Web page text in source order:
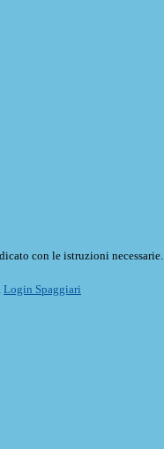
con le istruzioni necessarie.
Login Spaggiari